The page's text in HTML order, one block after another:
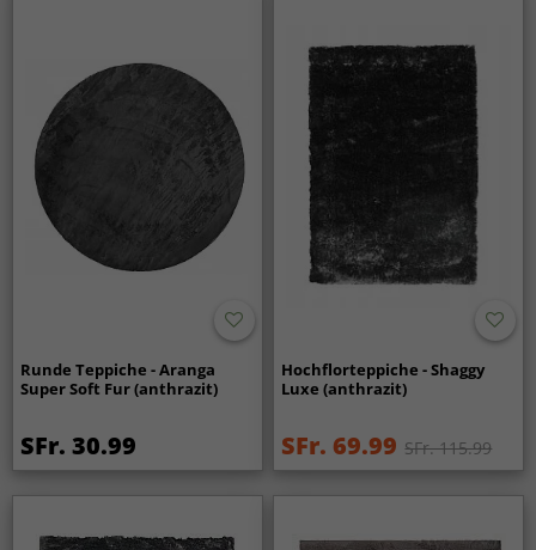
Runde Teppiche - Aranga
Super Soft Fur (anthrazit)
SFr. 30.99
Hochflorteppiche - Shaggy
Luxe (anthrazit)
SFr. 69.99 SFr. 115.99